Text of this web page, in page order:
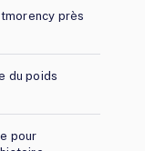
près
du poids
pour